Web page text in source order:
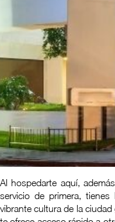
Al hospedarte aquí,
servicio de primera,
vibrante cultura de la